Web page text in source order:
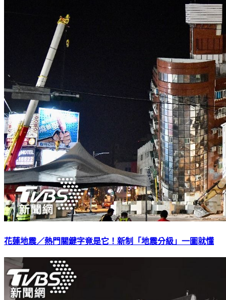
花蓮地震／熱門關鍵字竟是它！新制「地震分級」一圖就懂